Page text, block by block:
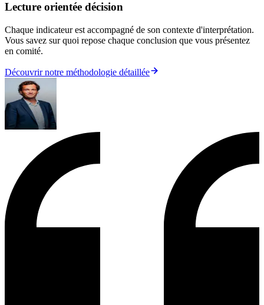
Lecture orientée décision
Chaque indicateur est accompagné de son contexte d'interprétation.
Vous savez sur quoi repose chaque conclusion que vous présentez
en comité.
Découvrir notre méthodologie détaillée